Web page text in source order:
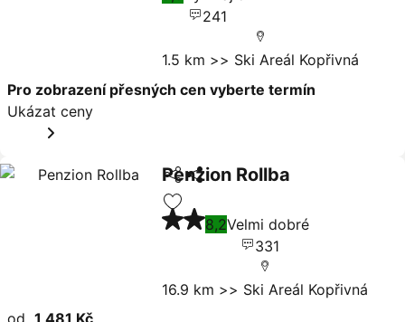
241
1.5 km >> Ski Areál Kopřivná
Pro zobrazení přesných cen vyberte termín
Ukázat ceny
Sdílet
Přidat na seznam oblíbených
Penzion Rollba
Ukázat ceny
2 Počet hvězdiček
8,2Velmi dobré
331
16.9 km >> Ski Areál Kopřivná
od 1 481 Kč